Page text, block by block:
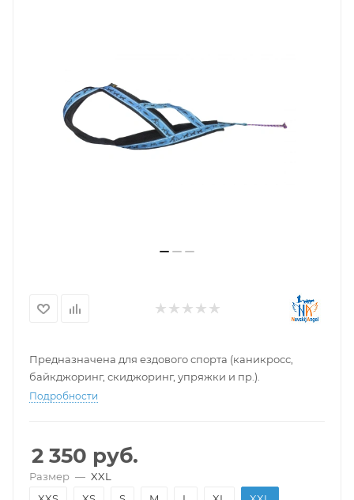
Предназначена для ездового спорта (каникросс,
байкджоринг, скиджоринг, упряжки и пр.).
Подробности
2 350 руб.
Размер — XXL